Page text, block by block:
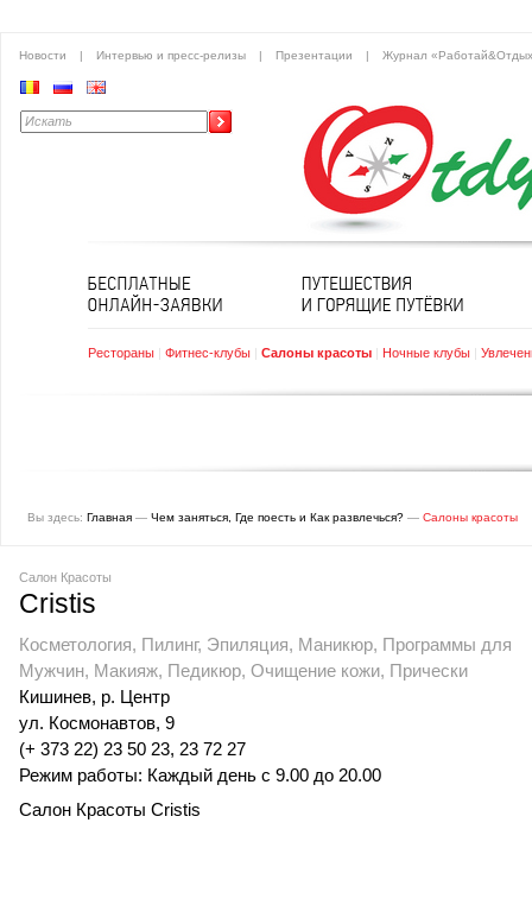
Новости | Интервью и пресс-релизы | Презентации | Журнал
Рестораны | Фитнес-клубы | Салоны красоты | Ночные клубы |
Вы здесь: Главная — Чем заняться, Где поесть и Как развлечься? — Салоны красоты
Салон Красоты
Cristis
Косметология, Пилинг, Эпиляция, Маникюр, Программы для
Мужчин, Макияж, Педикюр, Очищение кожи, Прически
Кишинев, р. Центр
ул. Космонавтов, 9
(+ 373 22) 23 50 23, 23 72 27
Режим работы: Каждый день с 9.00 до 20.00
Салон Красоты Cristis